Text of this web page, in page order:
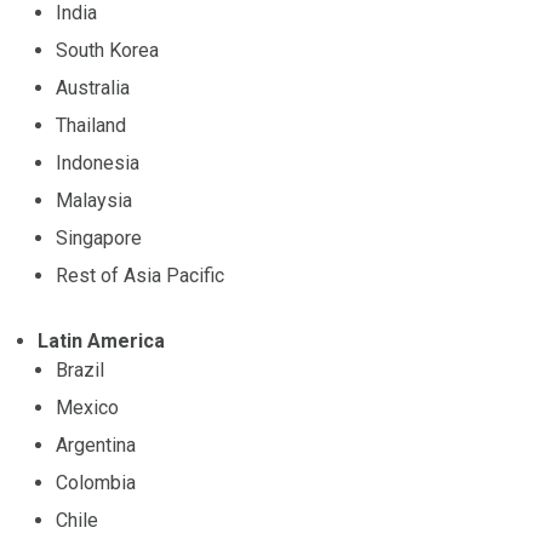
India
South Korea
Australia
Thailand
Indonesia
Malaysia
Singapore
Rest of Asia Pacific
Latin America
Brazil
Mexico
Argentina
Colombia
Chile